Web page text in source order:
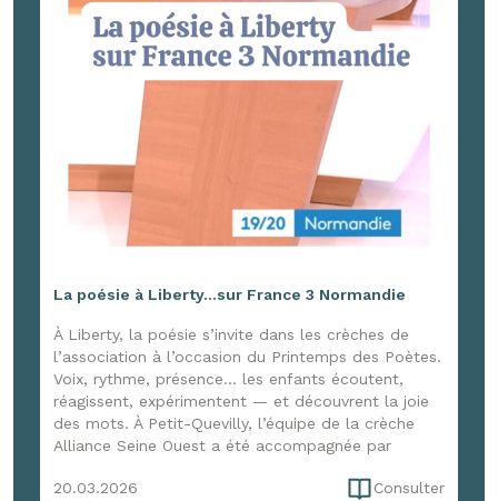
La poésie à Liberty...sur France 3 Normandie
À Liberty, la poésie s’invite dans les crèches de
l’association à l’occasion du Printemps des Poètes.
Voix, rythme, présence… les enfants écoutent,
réagissent, expérimentent — et découvrent la joie
des mots. À Petit-Quevilly, l’équipe de la crèche
Alliance Seine Ouest a été accompagnée par
immersion de trois jours, entre formation et
20.03.2026 Consulter